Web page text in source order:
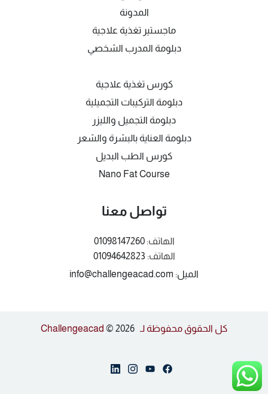
المدونة
ماجستير تغذية علاجية
دبلومة المدرب الشخصي
كورس تغذية علاجية
دبلومة التركيبات التجميلية
دبلومة التجميل والليزر
دبلومة العناية بالبشرة والشعر
كورس الطب البديل
Nano Fat Course
تواصل معنا
الهاتف:01098147260
الهاتف: 01094642823
الميل: info@challengeacad.com
كل الحقوق محفوظة لـ Challengeacad © 2026